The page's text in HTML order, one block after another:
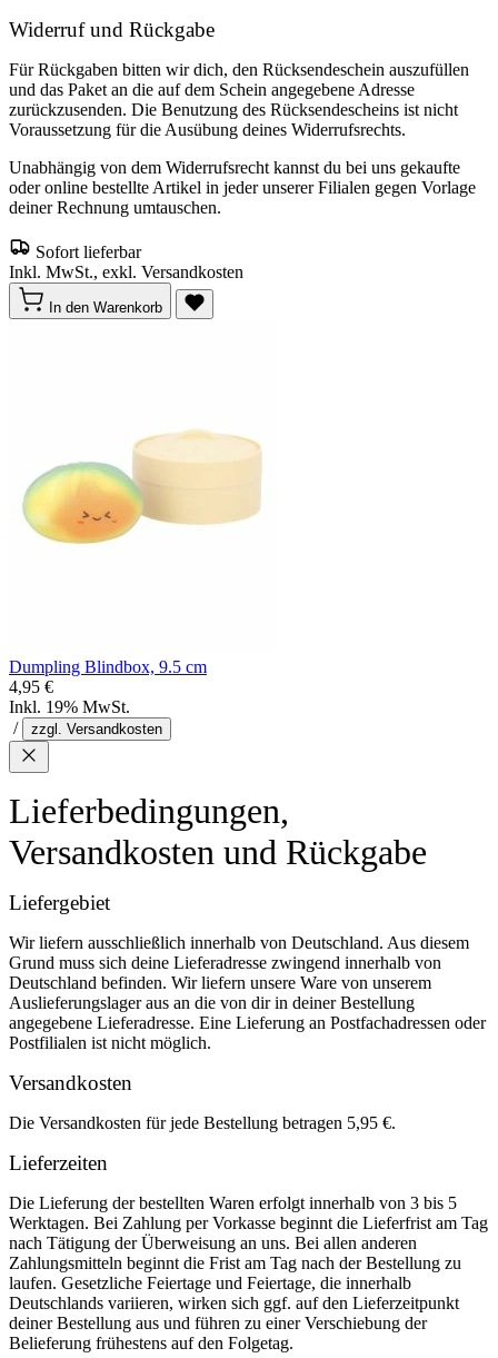
Widerruf und Rückgabe
Für Rückgaben bitten wir dich, den Rücksendeschein auszufüllen
und das Paket an die auf dem Schein angegebene Adresse
zurückzusenden. Die Benutzung des Rücksendescheins ist nicht
Voraussetzung für die Ausübung deines Widerrufsrechts.
Unabhängig von dem Widerrufsrecht kannst du bei uns gekaufte
oder online bestellte Artikel in jeder unserer Filialen gegen Vorlage
deiner Rechnung umtauschen.
Sofort lieferbar
Inkl. MwSt., exkl. Versandkosten
In den Warenkorb
Dumpling Blindbox, 9.5 cm
4,95 €
Inkl. 19% MwSt.
/
zzgl. Versandkosten
Lieferbedingungen,
Versandkosten und Rückgabe
Liefergebiet
Wir liefern ausschließlich innerhalb von Deutschland. Aus diesem
Grund muss sich deine Lieferadresse zwingend innerhalb von
Deutschland befinden. Wir liefern unsere Ware von unserem
Auslieferungslager aus an die von dir in deiner Bestellung
angegebene Lieferadresse. Eine Lieferung an Postfachadressen oder
Postfilialen ist nicht möglich.
Versandkosten
Die Versandkosten für jede Bestellung betragen 5,95 €.
Lieferzeiten
Die Lieferung der bestellten Waren erfolgt innerhalb von 3 bis 5
Werktagen. Bei Zahlung per Vorkasse beginnt die Lieferfrist am Tag
nach Tätigung der Überweisung an uns. Bei allen anderen
Zahlungsmitteln beginnt die Frist am Tag nach der Bestellung zu
laufen. Gesetzliche Feiertage und Feiertage, die innerhalb
Deutschlands variieren, wirken sich ggf. auf den Lieferzeitpunkt
deiner Bestellung aus und führen zu einer Verschiebung der
Belieferung frühestens auf den Folgetag.